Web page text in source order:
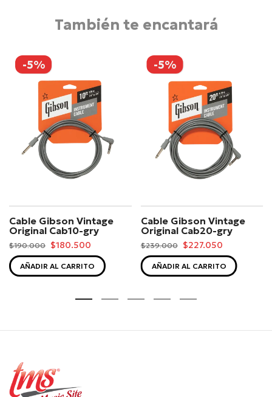
También te encantará
-5%
Cable Gibson Vintage
Original Cab10-gry
$190.000 $180.500
AÑADIR AL CARRITO
-5%
Cable Gibson Vintage
Original Cab20-gry
$239.000 $227.050
AÑADIR AL CARRITO